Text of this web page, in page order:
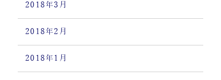
2018年3月
2018年2月
2018年1月